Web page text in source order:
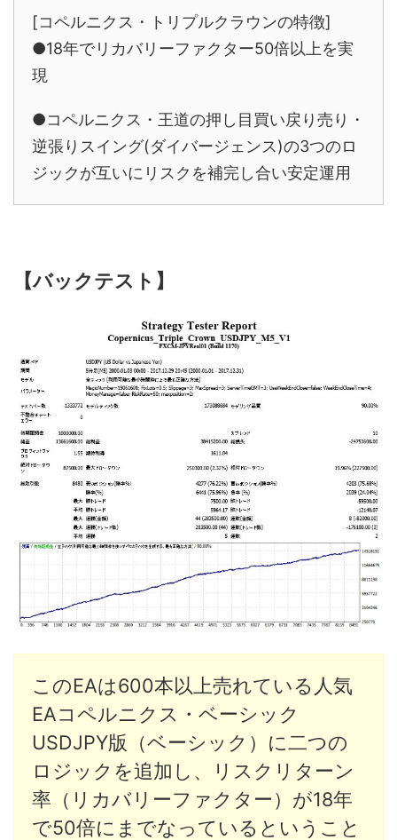
[コペルニクス・トリプルクラウンの特徴]
●18年でリカバリーファクター50倍以上を実
現
●コペルニクス・王道の押し目買い戻り売り・
逆張りスイング(ダイバージェンス)の3つのロ
ジックが互いにリスクを補完し合い安定運用
【バックテスト】
このEAは600本以上売れている人気
EAコペルニクス・ベーシック
USDJPY版（ベーシック）に二つの
ロジックを追加し、リスクリターン
率（リカバリーファクター）が18年
で50倍にまでなっているということ